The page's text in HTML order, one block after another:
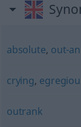
absolute, out-
crying,
outrank